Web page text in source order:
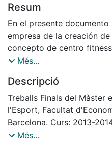
Resum
En el presente
empresa de la creación de
concepto de centro
de Ibiza.
del resto al incluir zonas al
libre con maquinaria de
fitness y terraza de
relajación/solárium;
Club con música
Més...
Descripció
Treballs Finals del Màster
l'Esport, Facultat
Barcelona. Curs: 2013-
Jurado González
Més...